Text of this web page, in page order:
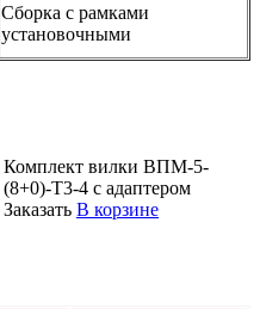
Сборка с рамками
установочными
Комплект вилки ВПМ-5-
(8+0)-Т3-4 с адаптером
Заказать В корзине